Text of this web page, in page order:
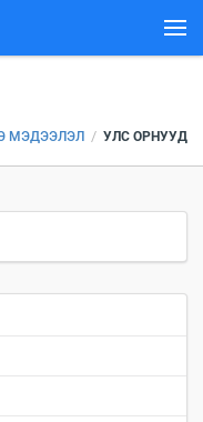
МЭДЭЭЛЭЛ / УЛС ОРНУУД